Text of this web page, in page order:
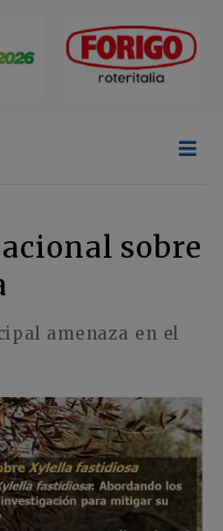
sobre
amenaza en el